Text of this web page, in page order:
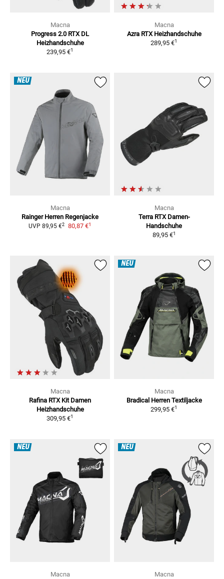
Macna
Progress 2.0 RTX DL
Heizhandschuhe
239,95 €1
Macna
Azra RTX Heizhandschuhe
289,95 €1
NEU
Macna
Rainger Herren Regenjacke
UVP 89,95 €2 80,87 €1
Macna
Terra RTX Damen-
Handschuhe
89,95 €1
Macna
Rafina RTX Kit Damen
Heizhandschuhe
309,95 €1
NEU
Macna
Bradical Herren Textiljacke
299,95 €1
NEU
Macna
NEU
Macna